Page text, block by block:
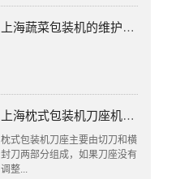
上海蔬菜包装机的维护保养
上海枕式包装机刀座机构的组成有哪些？
枕式包装机刀座主要由切刀和横
封刀两部分组成，如果刀座没有
调整...